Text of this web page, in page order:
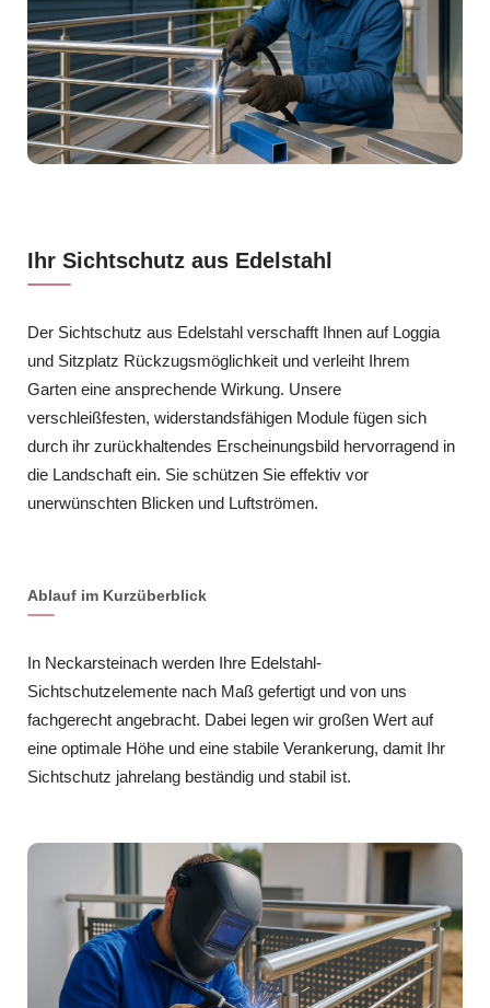
Ihr Sichtschutz aus Edelstahl
Der Sichtschutz aus Edelstahl verschafft Ihnen auf Loggia
und Sitzplatz Rückzugsmöglichkeit und verleiht Ihrem
Garten eine ansprechende Wirkung. Unsere
verschleißfesten, widerstandsfähigen Module fügen sich
durch ihr zurückhaltendes Erscheinungsbild hervorragend in
die Landschaft ein. Sie schützen Sie effektiv vor
unerwünschten Blicken und Luftströmen.
Ablauf im Kurzüberblick
In Neckarsteinach werden Ihre Edelstahl-
Sichtschutzelemente nach Maß gefertigt und von uns
fachgerecht angebracht. Dabei legen wir großen Wert auf
eine optimale Höhe und eine stabile Verankerung, damit Ihr
Sichtschutz jahrelang beständig und stabil ist.